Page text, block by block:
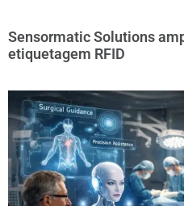
Sensormatic Solutions
etiquetagem RFID